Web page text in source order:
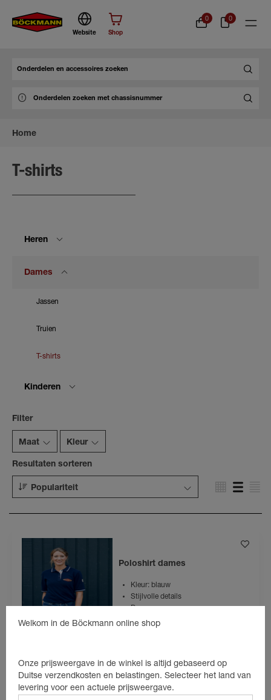
Website Shop
0 0
Home
T-shirts
Heren
Dames
Jassen
Truien
T-shirts
Kinderen
Filter
Maat Kleur
Resultaten sorteren
Populariteit
Poloshirt dames
Kleur: blauw
Stijlvolle details
Dames
Materiaal: 100% katoen
€ 24,80
incl. 19% BTW
Welkom in de Böckmann online shop
Onze prijsweergave in de winkel is altijd gebaseerd op
Duitse verzendkosten en belastingen. Selecteer het land van
levering voor een actuele prijsweergave.